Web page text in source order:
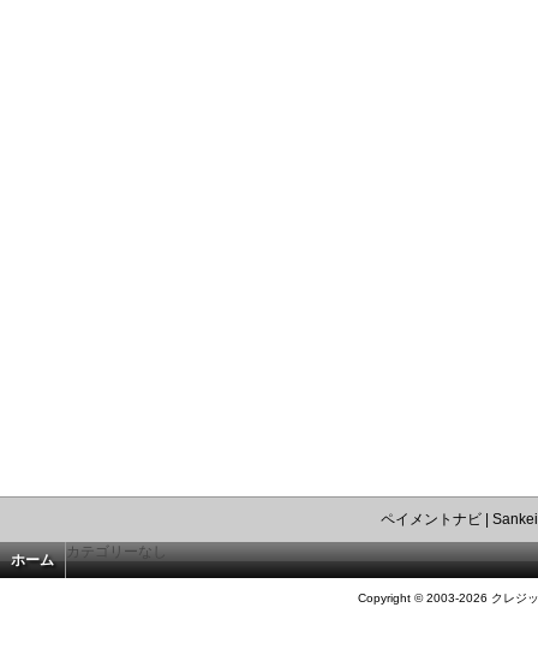
ペイメントナビ|
ホーム カテゴリーなし
Copyright © 2003-2026 クレジ